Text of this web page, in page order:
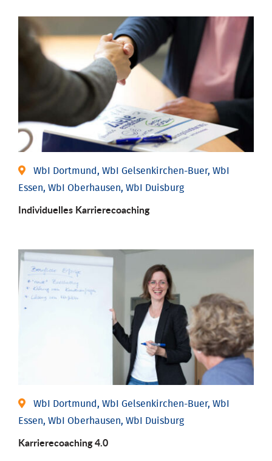
WbI Dortmund, WbI Gelsenkirchen-Buer, WbI
Essen, WbI Oberhausen, WbI Duisburg
Individu­elles Karrierecoaching
WbI Dortmund, WbI Gelsenkirchen-Buer, WbI
Essen, WbI Oberhausen, WbI Duisburg
Karriere­coaching 4.0